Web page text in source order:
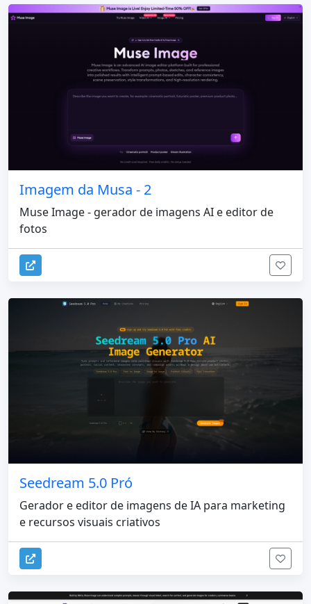
Imagem da Musa - 2
Muse Image - gerador de imagens AI e editor de
fotos
Seedream 5.0 Pró
Gerador e editor de imagens de IA para marketing
e recursos visuais criativos